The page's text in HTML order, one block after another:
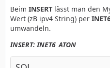
Beim INSERT lässt man den
Wert (zB ipv4 String) per
umwandeln.
INSERT: INET6_ATON